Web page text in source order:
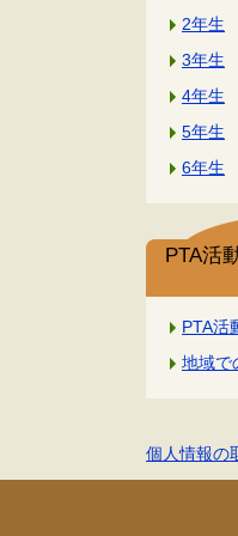
2年生
3年生
4年生
5年生
6年生
PTA活
PTA活
地域で
個人情報の